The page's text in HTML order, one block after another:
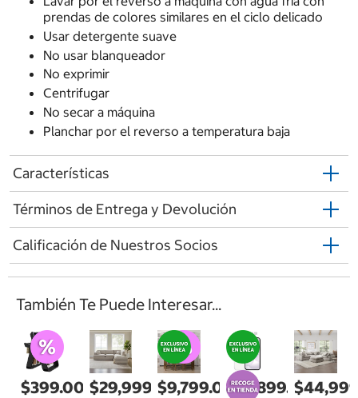
prendas de colores similares en el ciclo delicado
Usar detergente suave
No usar blanqueador
No exprimir
Centrifugar
No secar a máquina
Planchar por el reverso a temperatura baja
Características
Términos de Entrega y Devolución
Calificación de Nuestros Socios
También Te Puede Interesar...
$399.00 $29,999.00$9,799.00$14,899.00